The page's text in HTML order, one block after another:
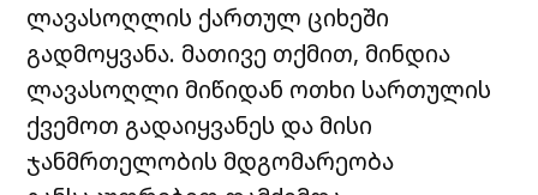
ლავასოღლის ქართულ ციხეში
გადმოყვანა. მათივე თქმით, მინდია
ლავასოღლი მიწიდან ოთხი სართულის
ქვემოთ გადაიყვანეს და მისი
ჯანმრთელობის მდგომარეობა